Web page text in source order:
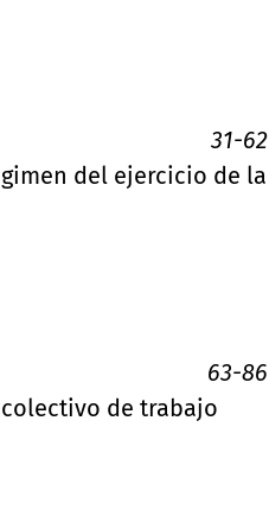
31-62
del ejercicio de la
63-86
de trabajo